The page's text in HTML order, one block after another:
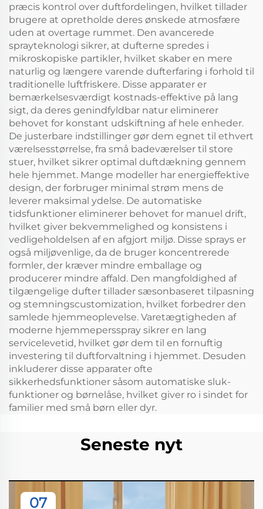
præcis kontrol over duftfordelingen, hvilket tillader
brugere at opretholde deres ønskede atmosfære
uden at overtage rummet. Den avancerede
sprayteknologi sikrer, at dufterne spredes i
mikroskopiske partikler, hvilket skaber en mere
naturlig og længere varende dufterfaring i forhold til
traditionelle luftfriskere. Disse apparater er
bemærkelsesværdigt kostnads-effektive på lang
sigt, da deres genindfyldbar natur eliminerer
behovet for konstant udskiftning af hele enheder.
De justerbare indstillinger gør dem egnet til ethvert
værelsesstørrelse, fra små badeværelser til store
stuer, hvilket sikrer optimal duftdækning gennem
hele hjemmet. Mange modeller har energieffektive
design, der forbruger minimal strøm mens de
leverer maksimal ydelse. De automatiske
tidsfunktioner eliminerer behovet for manuel drift,
hvilket giver bekvemmelighed og konsistens i
vedligeholdelsen af en afgjort miljø. Disse sprays er
også miljøvenlige, da de bruger koncentrerede
formler, der kræver mindre emballage og
producerer mindre affald. Den mangfoldighed af
tilgængelige dufter tillader sæsonbaseret tilpasning
og stemningscustomization, hvilket forbedrer den
samlede hjemmeoplevelse. Varetægtigheden af
moderne hjemmepersspray sikrer en lang
servicelevetid, hvilket gør dem til en fornuftig
investering til duftforvaltning i hjemmet. Desuden
inkluderer disse apparater ofte
sikkerhedsfunktioner såsom automatiske sluk-
funktioner og børnelåse, hvilket giver ro i sindet for
familier med små børn eller dyr.
Seneste nyt
07